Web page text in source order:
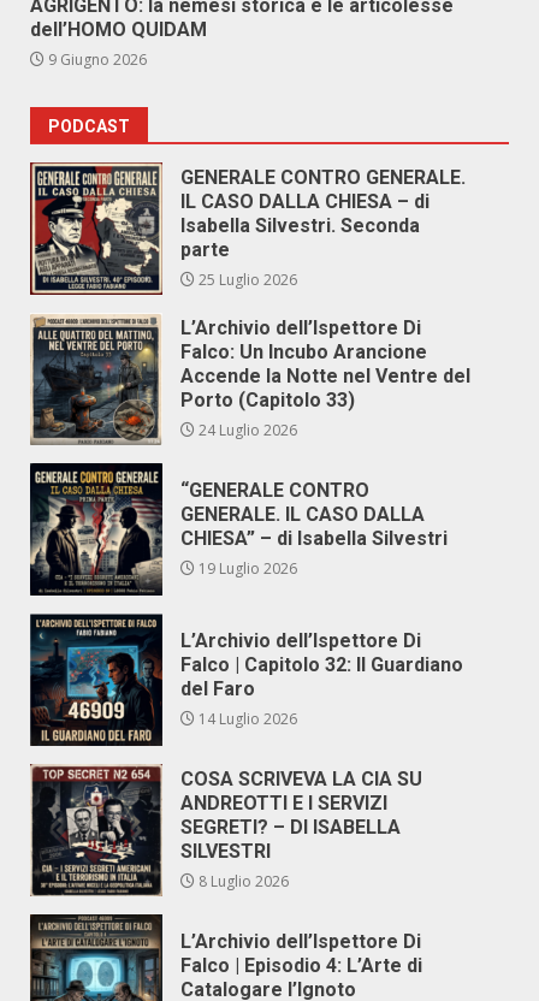
AGRIGENTO: la nemesi storica e le articolesse
dell’HOMO QUIDAM
9 Giugno 2026
PODCAST
GENERALE CONTRO GENERALE.
IL CASO DALLA CHIESA – di
Isabella Silvestri. Seconda
parte
25 Luglio 2026
L’Archivio dell’Ispettore Di
Falco: Un Incubo Arancione
Accende la Notte nel Ventre del
Porto (Capitolo 33)
24 Luglio 2026
“GENERALE CONTRO
GENERALE. IL CASO DALLA
CHIESA” – di Isabella Silvestri
19 Luglio 2026
L’Archivio dell’Ispettore Di
Falco | Capitolo 32: Il Guardiano
del Faro
14 Luglio 2026
COSA SCRIVEVA LA CIA SU
ANDREOTTI E I SERVIZI
SEGRETI? – DI ISABELLA
SILVESTRI
8 Luglio 2026
L’Archivio dell’Ispettore Di
Falco | Episodio 4: L’Arte di
Catalogare l’Ignoto